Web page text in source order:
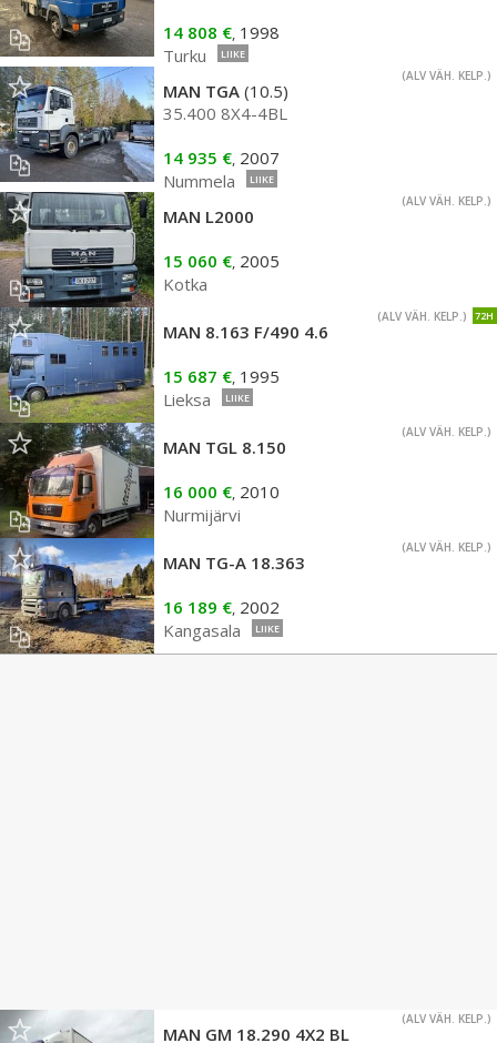
14 808 €, 1998
Turku
LIIKE
(ALV VÄH. KELP.)
MAN TGA (10.5)
35.400 8X4-4BL
14 935 €, 2007
Nummela
LIIKE
(ALV VÄH. KELP.)
MAN L2000
15 060 €, 2005
Kotka
72H
(ALV VÄH. KELP.)
MAN 8.163 F/490 4.6
15 687 €, 1995
Lieksa
LIIKE
(ALV VÄH. KELP.)
MAN TGL 8.150
16 000 €, 2010
Nurmijärvi
(ALV VÄH. KELP.)
MAN TG-A 18.363
16 189 €, 2002
Kangasala
LIIKE
(ALV VÄH. KELP.)
MAN GM 18.290 4X2 BL